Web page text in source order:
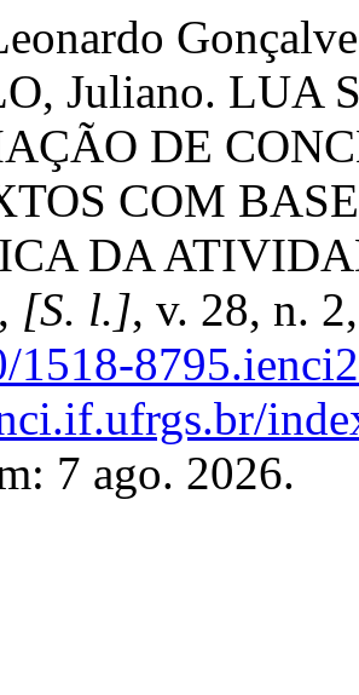
Juliano. LUA
DE
COM
DA
, [S. l.], v. 28, n.
1518-
7 ago. 2026.